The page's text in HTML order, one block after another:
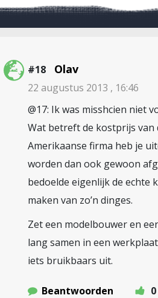
#18 Olav
22 augustus 2013 , 16:46
@17: Ik was misshcien niet
Wat betreft de kostprijs van
Amerikaanse firma heb je
worden dan ook gewoon
bedoelde eigenlijk de echte
maken van zo’n dinges.
Zet een modelbouwer en
lang samen in een
iets bruikbaars uit.
Beantwoorden
0